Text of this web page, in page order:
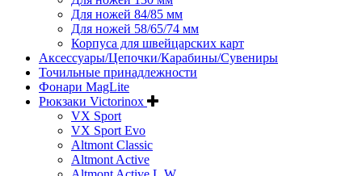
Для ножей 84/85 мм
Для ножей 58/65/74 мм
Корпуса для швейцарских карт
Аксессуары/Цепочки/Карабины/Сувениры
Точильные принадлежности
Фонари MagLite
Рюкзаки Victorinox
VX Sport
VX Sport Evo
Altmont Classic
Altmont Active